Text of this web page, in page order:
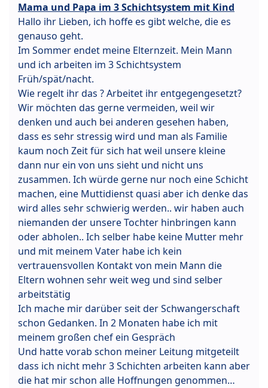
Mama und Papa im 3 Schichtsystem mit Kind
Hallo ihr Lieben, ich hoffe es gibt welche, die es
genauso geht.
Im Sommer endet meine Elternzeit. Mein Mann
und ich arbeiten im 3 Schichtsystem
Früh/spät/nacht.
Wie regelt ihr das ? Arbeitet ihr entgegengesetzt?
Wir möchten das gerne vermeiden, weil wir
denken und auch bei anderen gesehen haben,
dass es sehr stressig wird und man als Familie
kaum noch Zeit für sich hat weil unsere kleine
dann nur ein von uns sieht und nicht uns
zusammen. Ich würde gerne nur noch eine Schicht
machen, eine Muttidienst quasi aber ich denke das
wird alles sehr schwierig werden.. wir haben auch
niemanden der unsere Tochter hinbringen kann
oder abholen.. Ich selber habe keine Mutter mehr
und mit meinem Vater habe ich kein
vertrauensvollen Kontakt von mein Mann die
Eltern wohnen sehr weit weg und sind selber
arbeitstätig
Ich mache mir darüber seit der Schwangerschaft
schon Gedanken. In 2 Monaten habe ich mit
meinem großen chef ein Gespräch
Und hatte vorab schon meiner Leitung mitgeteilt
dass ich nicht mehr 3 Schichten arbeiten kann aber
die hat mir schon alle Hoffnungen genommen…